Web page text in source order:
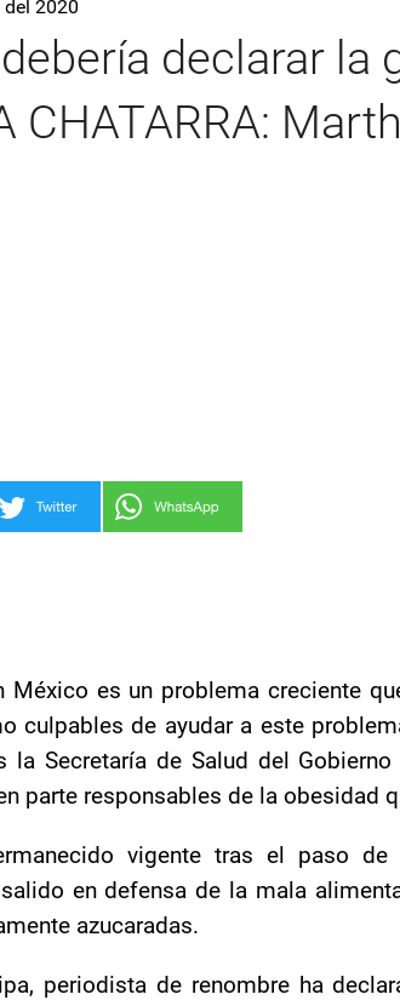
2020
declarar la
CHATARRA:
México es un problema creciente
culpables de ayudar a este
la Secretaría de Salud del
parte responsables de la obesidad
vigente tras el paso
salido en defensa de la mala
azucaradas.
periodista de renombre ha